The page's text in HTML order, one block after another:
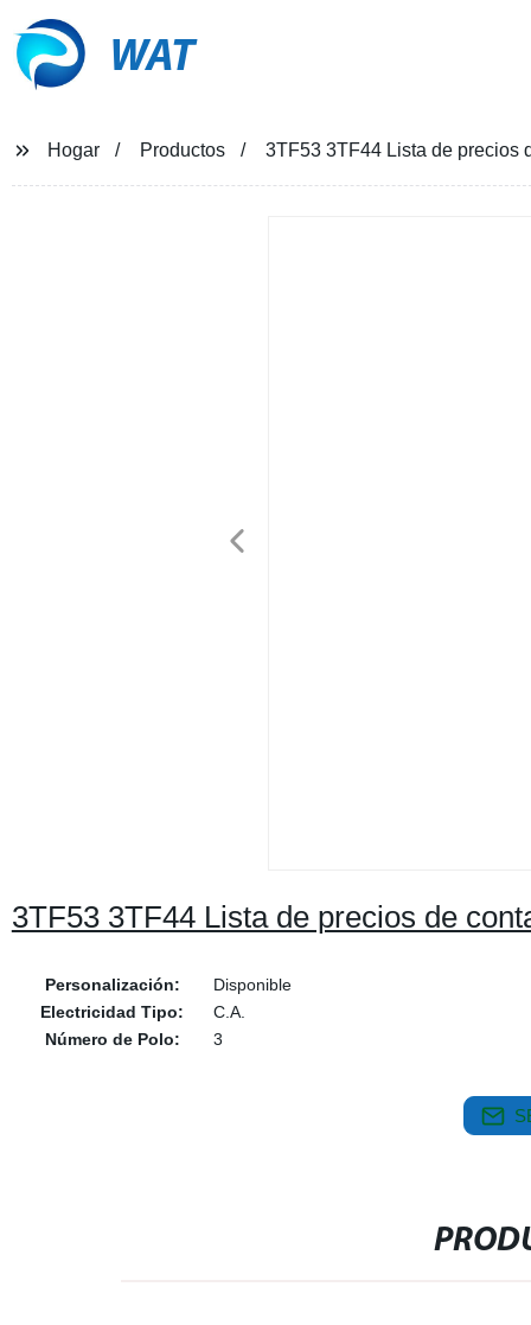
WAT
Hogar Productos 3TF53 3TF44 Lista de precios
3TF53 3TF44 Lista de precios de
Personalización:
Disponible
Electricidad Tipo:
C.A.
Número de Polo:
3